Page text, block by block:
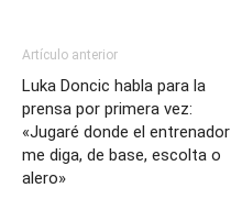
Artículo anterior
Luka Doncic habla para la
prensa por primera vez:
«Jugaré donde el entrenador
me diga, de base, escolta o
alero»